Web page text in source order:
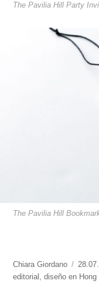
The Pavilia Hill Party
The Pavilia Hill
https://
giordano/
Chiara Giordano
el
editorial ,diseño en Hong